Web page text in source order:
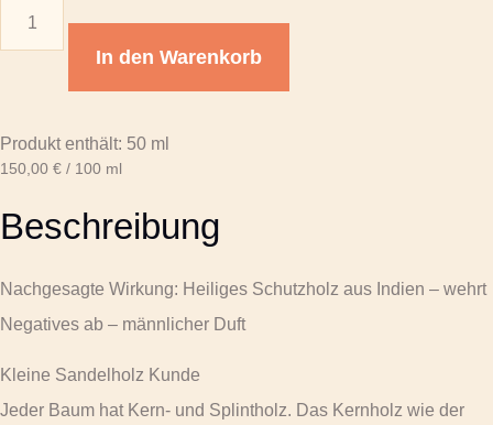
Räucherwerk
Sandelholz
Balloon
30ml
In den Warenkorb
Produkt enthält: 50 ml
150,00 € / 100 ml
Beschreibung
Nachgesagte Wirkung: Heiliges Schutzholz aus Indien – wehrt
Negatives ab – männlicher Duft
Kleine Sandelholz Kunde
Jeder Baum hat Kern- und Splintholz. Das Kernholz wie der